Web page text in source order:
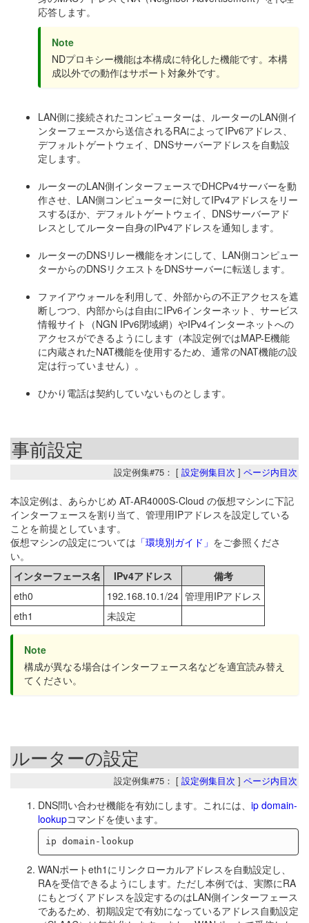
応答します。
Note
NDプロキシー機能は本構成に特化した機能です。本構
成以外での動作はサポート対象外です。
LAN側に接続されたコンピューターは、ルーターのLAN側イ
ンターフェースから送信されるRAによってIPv6アドレス、
デフォルトゲートウェイ、DNSサーバーアドレスを自動設
定します。
ルーターのLAN側インターフェースでDHCPv4サーバーを動
作させ、LAN側コンピューターに対してIPv4アドレスをリー
スするほか、デフォルトゲートウェイ、DNSサーバーアド
レスとしてルーター自身のIPv4アドレスを通知します。
ルーターのDNSリレー機能をオンにして、LAN側コンピュー
ターからのDNSリクエストをDNSサーバーに転送します。
ファイアウォールを利用して、外部からの不正アクセスを遮
断しつつ、内部からは自由にIPv6インターネット、サービス
情報サイト（NGN IPv6閉域網）やIPv4インターネットへの
アクセスができるようにします（本設定例ではMAP-E機能
に内蔵されたNAT機能を使用するため、通常のNAT機能の設
定は行っていません）。
ひかり電話は契約していないものとします。
事前設定
設定例集#75： [ 設定例集目次 ] ページ内目次
本設定例は、あらかじめ AT-AR4000S-Cloud の仮想マシンに下記
インターフェースを割り当て、管理用IPアドレスを設定している
ことを前提としています。
仮想マシンの設定については 「環境別ガイド」 をご参照くださ
い。
インターフェース名
IPv4アドレス
備考
eth0
192.168.10.1/24 管理用IPアドレス
eth1
未設定
Note
構成が異なる場合はインターフェース名などを適宜読み替え
てください。
ルーターの設定
設定例集#75： [ 設定例集目次 ] ページ内目次
DNS問い合わせ機能を有効にします。これには、 ip domain-
lookupコマンドを使います。
WANポートeth1にリンクローカルアドレスを自動設定し、
RAを受信できるようにします。ただし本例では、実際にRA
にもとづくアドレスを設定するのはLAN側インターフェース
であるため、初期設定で有効になっているアドレス自動設定